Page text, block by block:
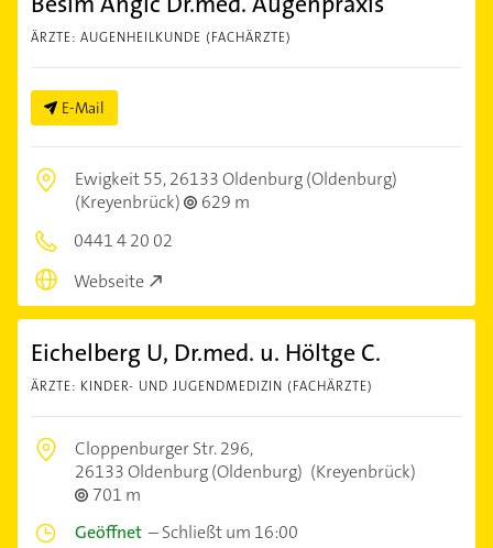
ÄRZTE: AUGENHEILKUNDE (FACHÄRZTE)
E-Mail
Ewigkeit 55,26133 Oldenburg (Oldenburg)
(Kreyenbrück)
629 m
0441 4 20 02
Webseite
Eichelberg U, Dr.med. u. Höltge C.
ÄRZTE: KINDER- UND JUGENDMEDIZIN (FACHÄRZTE)
Cloppenburger Str. 296,
26133 Oldenburg (Oldenburg) (Kreyenbrück)
701 m
Geöffnet –Schließt um 16:00